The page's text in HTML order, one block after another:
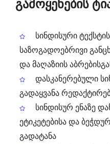
სინდისური
საზოგადოებრივი
და მაღაზიის
დასკანერებული
გადაყვანა
სინდისურ ენაზე
ეტიკეტებისა და
გადატანა